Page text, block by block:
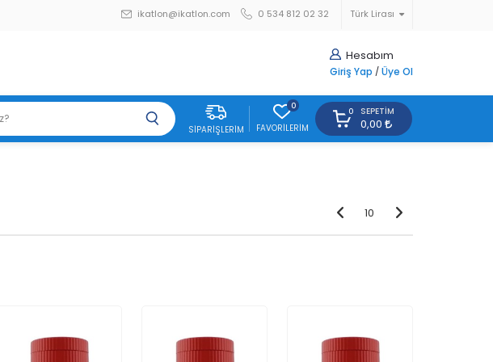
Türk Lirası
ikatlon@ikatlon.com 0 534 812 02 32
Hesabım
Giriş Yap / Üye Ol
SIPARIŞLERIM
0
FAVORILERIM
0 SEPETIM
0,00
10